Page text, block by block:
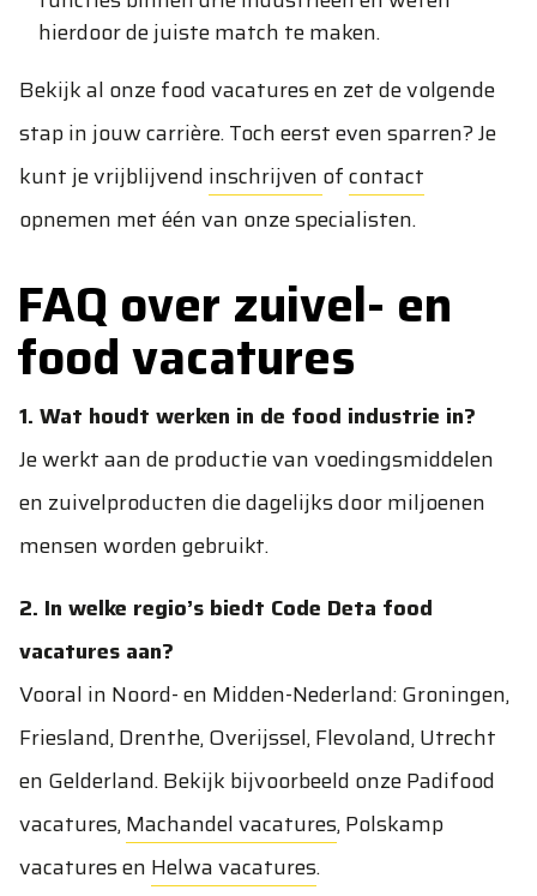
hierdoor de juiste match te maken.
Bekijk al onze food vacatures en zet de volgende
stap in jouw carrière. Toch eerst even sparren? Je
kunt je vrijblijvend inschrijven ofcontact
opnemen met één van onze specialisten.
FAQ over zuivel- en
food vacatures
1. Wat houdt werken in de food industrie in?
Je werkt aan de productie van voedingsmiddelen
en zuivelproducten die dagelijks door miljoenen
mensen worden gebruikt.
2. In welke regio’s biedt Code Deta food
vacatures aan?
Vooral in Noord- en Midden-Nederland: Groningen,
Friesland, Drenthe, Overijssel, Flevoland, Utrecht
en Gelderland. Bekijk bijvoorbeeld onzePadifood
vacatures,Machandel vacatures,Polskamp
vacaturesen Helwa vacatures.